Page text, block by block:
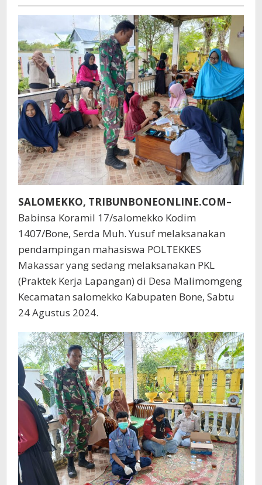
Kesehatan
Di
Desa
Binaan
SALOMEKKO, TRIBUNBONEONLINE.COM–
Babinsa Koramil 17/salomekko Kodim
1407/Bone, Serda Muh. Yusuf melaksanakan
pendampingan mahasiswa POLTEKKES
Makassar yang sedang melaksanakan PKL
(Praktek Kerja Lapangan) di Desa Malimomgeng
Kecamatan salomekko Kabupaten Bone, Sabtu
24 Agustus 2024.